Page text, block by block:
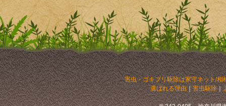
害虫・ゴキブリ駆除は家守ネット/
選ばれる理由｜害虫駆除｜